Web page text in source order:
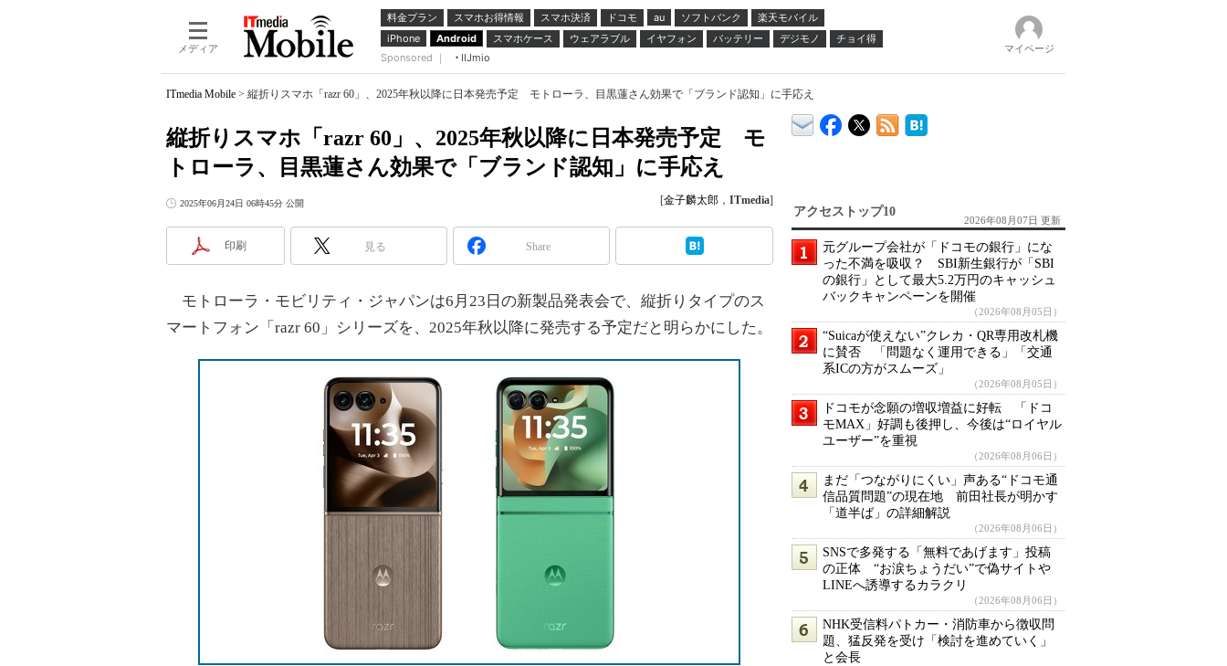
メディア
料金プラン スマホお得情報 スマホ決済 ドコモ au ソフトバンク
楽天モバイル
iPhone
Android スマホケース ウェアラブル イヤフォン バッテリー デジモノ
チョイ得
Sponsored ｜
IIJmio
マイページ
ITmedia Mobile > 縦折りスマホ「razr 60」、2025年秋以降に日本発売予定 モトローラ、目黒蓮さん効果で「ブランド認知」に手応え
縦折りスマホ「razr 60」、2025年秋以降に日本発売予定 モ
トローラ、目黒蓮さん効果で「ブランド認知」に手応え
2025年06月24日 06時45分 公開 [金子麟太郎 ， ITmedia]
印刷 見る Share
モトローラ・モビリティ・ジャパンは6月23日の新製品発表会で、縦折りタイプのス
マートフォン「razr 60」シリーズを、2025年秋以降に発売する予定だと明らかにした。
アクセストップ10
2026年08月07日 更新
元グループ会社が「ドコモの銀行」にな
った不満を吸収？ SBI新生銀行が「SBI
の銀行」として最大5.2万円のキャッシュ
バックキャンペーンを開催
（2026年08月05日）
“Suicaが使えない”クレカ・QR専用改札機
に賛否 「問題なく運用できる」「交通
系ICの方がスムーズ」
（2026年08月05日）
ドコモが念願の増収増益に好転 「ドコ
モMAX」好調も後押し、今後は“ロイヤル
ユーザー”を重視
（2026年08月06日）
まだ「つながりにくい」声ある“ドコモ通
信品質問題”の現在地 前田社長が明かす
「道半ば」の詳細解説
（2026年08月06日）
SNSで多発する「無料であげます」投稿
の正体 “お涙ちょうだい”で偽サイトや
LINEへ誘導するカラクリ
（2026年08月06日）
NHK受信料パトカー・消防車から徴収問
題、猛反発を受け「検討を進めていく」
と会長